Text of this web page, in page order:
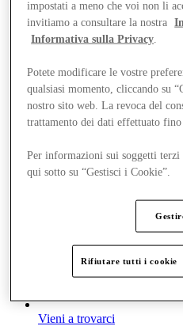
Vieni a trovarci
impostati a meno che voi non li
invitiamo a consultare la nostra
Informativa sulla Privacy
Potete modificare le vostre
qualsiasi momento, cliccando su
nostro sito web. La revoca del
trattamento dei dati effettuato fino
Per informazioni sui soggetti
qui sotto su “Gestisci i Cookie”.
Rifiutare tutti i cookie